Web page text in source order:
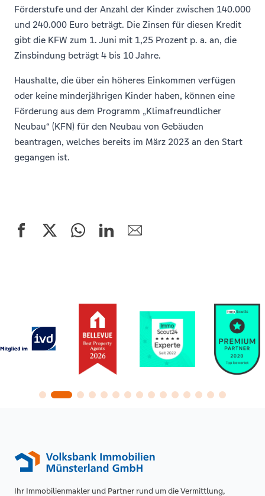
Förderstufe und der Anzahl der Kinder zwischen 140.000
und 240.000 Euro beträgt. Die Zinsen für diesen Kredit
gibt die KFW zum 1. Juni mit 1,25 Prozent p. a. an, die
Zinsbindung beträgt 4 bis 10 Jahre.
Haushalte, die über ein höheres Einkommen verfügen
oder keine minderjährigen Kinder haben, können eine
Förderung aus dem Programm „Klimafreundlicher
Neubau“ (KFN) für den Neubau von Gebäuden
beantragen, welches bereits im März 2023 an den Start
gegangen ist.
Ihr Immobilienmakler und Partner rund um die Vermittlung,